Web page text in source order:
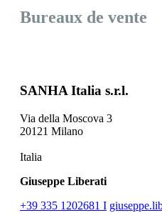
Bureaux de vente
SANHA Italia s.r.l.
Via della Moscova 3
20121 Milano
Italia
Giuseppe Liberati
+39 335 1202681 I